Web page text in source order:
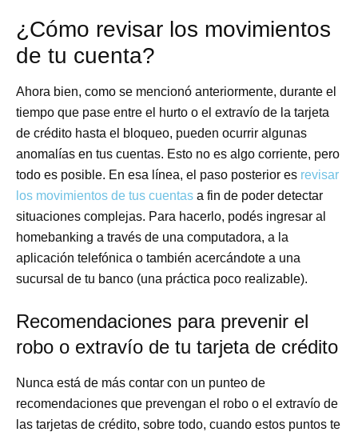
¿Cómo revisar los movimientos
de tu cuenta?
Ahora bien, como se mencionó anteriormente, durante el
tiempo que pase entre el hurto o el extravío de la tarjeta
de crédito hasta el bloqueo, pueden ocurrir algunas
anomalías en tus cuentas. Esto no es algo corriente, pero
todo es posible. En esa línea, el paso posterior es revisar
los movimientos de tus cuentas a fin de poder detectar
situaciones complejas. Para hacerlo, podés ingresar al
homebanking a través de una computadora, a la
aplicación telefónica o también acercándote a una
sucursal de tu banco (una práctica poco realizable).
Recomendaciones para prevenir el
robo o extravío de tu tarjeta de crédito
Nunca está de más contar con un punteo de
recomendaciones que prevengan el robo o el extravío de
las tarjetas de crédito, sobre todo, cuando estos puntos te